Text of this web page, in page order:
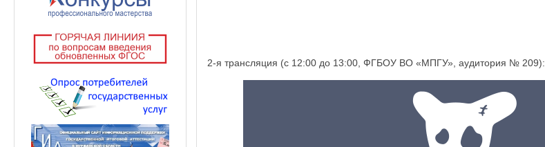
2-я трансляция (с 12:00 до 13:00, ФГБОУ ВО «МПГУ», аудитория № 209):